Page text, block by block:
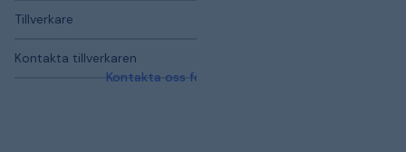
Tillverkare
Kontakta tillverkaren
Kontakta oss för mer information